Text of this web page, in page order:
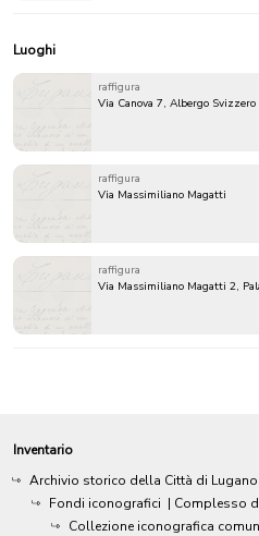
Luoghi
raffigura
Via Canova 7, Albergo Svizzero
raffigura
Via Massimiliano Magatti
raffigura
Via Massimiliano Magatti 2,
Inventario
Archivio storico della Città di Lugano
Fondi iconografici | Complesso
Collezione iconografica